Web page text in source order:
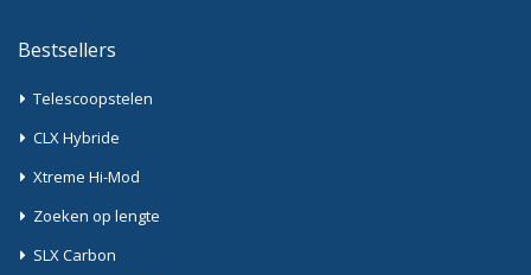
Bestsellers
Telescoopstelen
CLX Hybride
Xtreme Hi-Mod
Zoeken op lengte
SLX Carbon